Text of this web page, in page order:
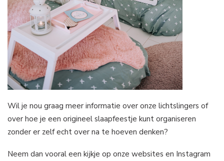
Wil je nou graag meer informatie over onze lichtslingers of
over hoe je een origineel slaapfeestje kunt organiseren
zonder er zelf echt over na te hoeven denken?
Neem dan vooral een kijkje op onze websites en Instagram